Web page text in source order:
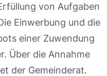
von Aufgaben
Einwerbung und die
einer Zuwendung
Über die Annahme
der Gemeinderat.